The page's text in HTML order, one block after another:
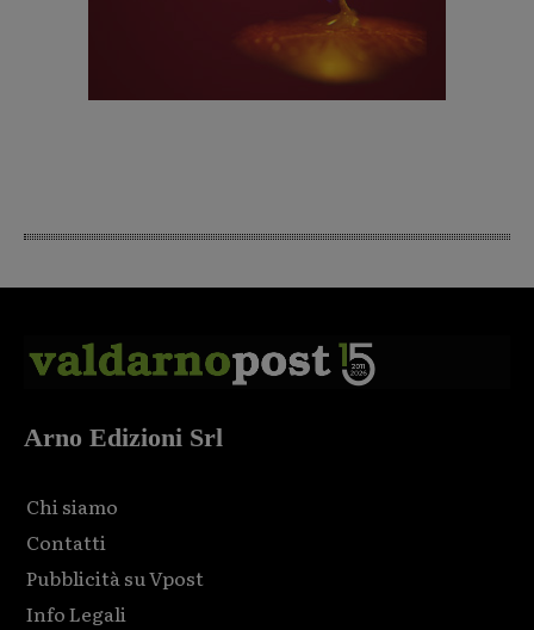
Arno Edizioni Srl
Chi siamo
Contatti
Pubblicità su Vpost
Info Legali